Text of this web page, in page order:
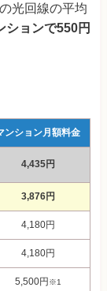
光回線の平均
ションで550円
ンション月額料金
4,435円
3,876円
4,180円
4,180円
5,500円※1